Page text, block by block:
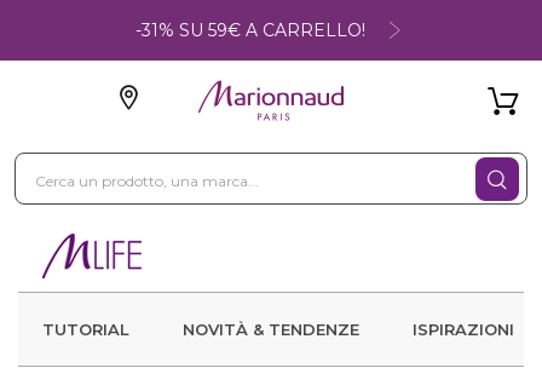
-31% SU 59€ A CARRELLO!
TUTORIAL NOVITÀ & TENDENZE ISPIRAZIONI